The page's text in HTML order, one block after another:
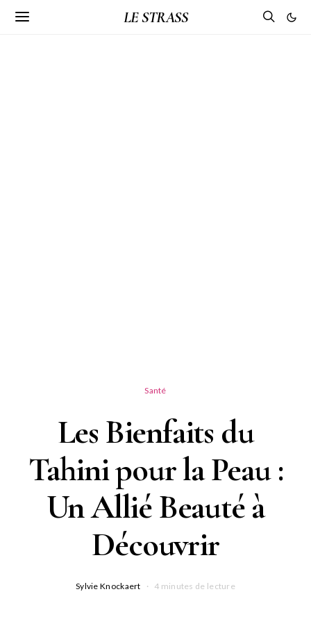
LE STRASS
Santé
Les Bienfaits du
Tahini pour la Peau :
Un Allié Beauté à
Découvrir
Sylvie Knockaert 4 minutes de lecture